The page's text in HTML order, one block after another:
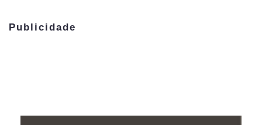
Publicidade